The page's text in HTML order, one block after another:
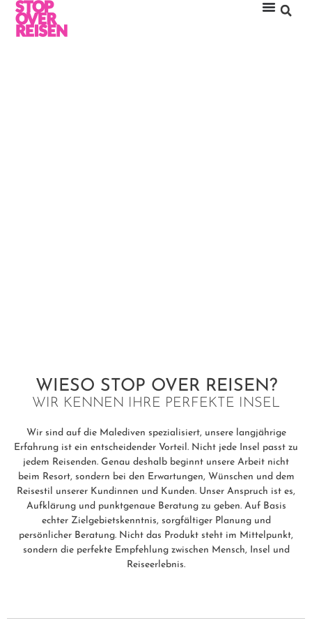
WIESO STOP OVER
WIESO STOP OVER REISEN?
WIR KENNEN IHRE PERFEKTE INSEL
Wir sind auf die Malediven spezialisiert, unsere langjährige
Erfahrung ist ein entscheidender Vorteil. Nicht jede Insel passt zu
jedem Reisenden. Genau deshalb beginnt unsere Arbeit nicht
beim Resort, sondern bei den Erwartungen, Wünschen und dem
Reisestil unserer Kundinnen und Kunden. Unser Anspruch ist es,
Aufklärung und punktgenaue Beratung zu geben. Auf Basis
echter Zielgebietskenntnis, sorgfältiger Planung und
persönlicher Beratung. Nicht das Produkt steht im Mittelpunkt,
sondern die perfekte Empfehlung zwischen Mensch, Insel und
Reiseerlebnis.